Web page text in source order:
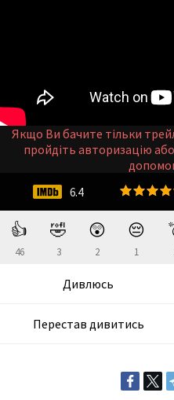
👍
46
🤣
3
😲
2
😔
1
Дивлюсь
Перестав дивитись
6.4
Якщо Ви бачите тільки
пройдіть авторизацію або